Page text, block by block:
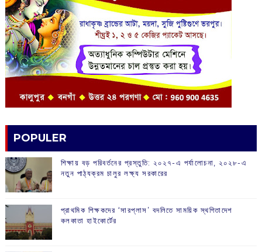
POPULER
শিক্ষায় বড় পরিবর্তনের প্রস্তুতি: ২০২৭-এ পর্যালোচনা, ২০২৮-এ
নতুন পাঠ্যক্রম চালুর লক্ষ্য সরকারের
প্রাথমিক শিক্ষকদের ‘সারপ্লাস’ বদলিতে সাময়িক স্থগিতাদেশ
কলকাতা হাইকোর্টের